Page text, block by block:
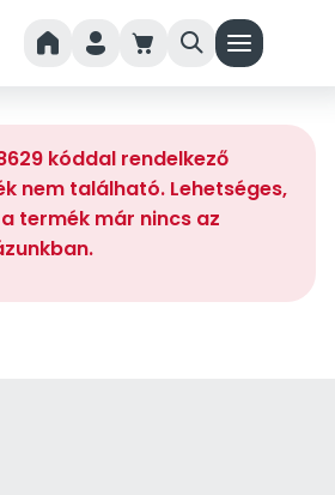
home person cart search menu
kóddal rendelkező
nem található. Lehetséges,
termék már nincs az